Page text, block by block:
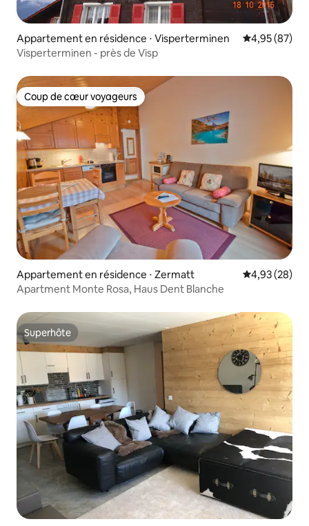
Appartement en résidence ⋅ Visperterminen Évaluation
4,95 (87)
Visperterminen - près de Visp
Coup de cœur voyageurs
Coup de cœur voyageurs
Appartement en résidence ⋅ Zermatt Évaluation
4,93 (28)
Apartment Monte Rosa, Haus Dent Blanche
Superhôte
Superhôte